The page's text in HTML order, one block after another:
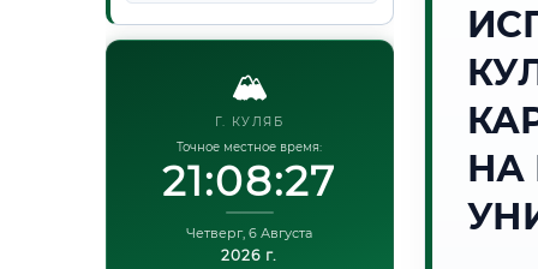
🏔️
Г. КУЛЯБ
Точное местное время:
21:08:28
Четверг, 6 Августа
2026 г.
НА